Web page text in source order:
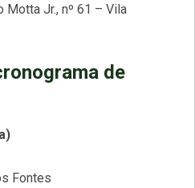
Motta Jr., nº 61 – Vila
de
Fontes